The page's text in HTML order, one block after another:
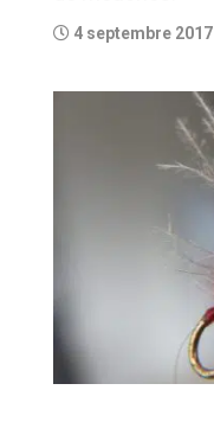
4 septembre 2017